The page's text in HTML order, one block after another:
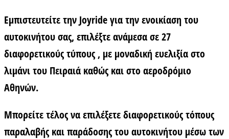
Εμπιστευτείτε την Joyride για την ενοικίαση του
αυτοκινήτου σας, επιλέξτε ανάμεσα σε 27
διαφορετικούς τύπους , με μοναδική ευελιξία στο
λιμάνι του Πειραιά καθώς και στο αεροδρόμιο
Αθηνών.
Μπορείτε τέλος να επιλέξετε διαφορετικούς τόπους
παραλαβής και παράδοσης του αυτοκινήτου μέσω των